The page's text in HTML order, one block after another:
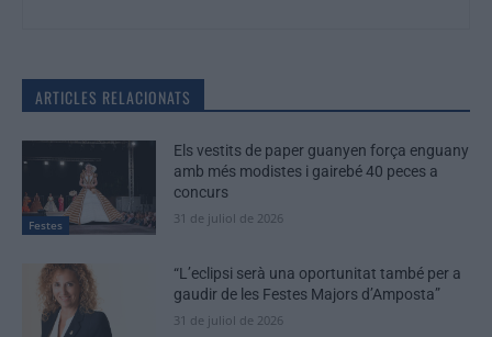
ARTICLES RELACIONATS
Festes
Els vestits de paper guanyen força enguany
amb més modistes i gairebé 40 peces a
concurs
31 de juliol de 2026
“L’eclipsi serà una oportunitat també per a
gaudir de les Festes Majors d’Amposta”
31 de juliol de 2026